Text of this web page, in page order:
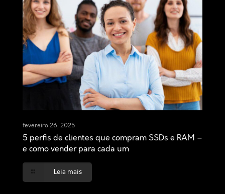
fevereiro 26, 2025
5 perfis de clientes que compram SSDs e RAM –
e como vender para cada um
Leia mais